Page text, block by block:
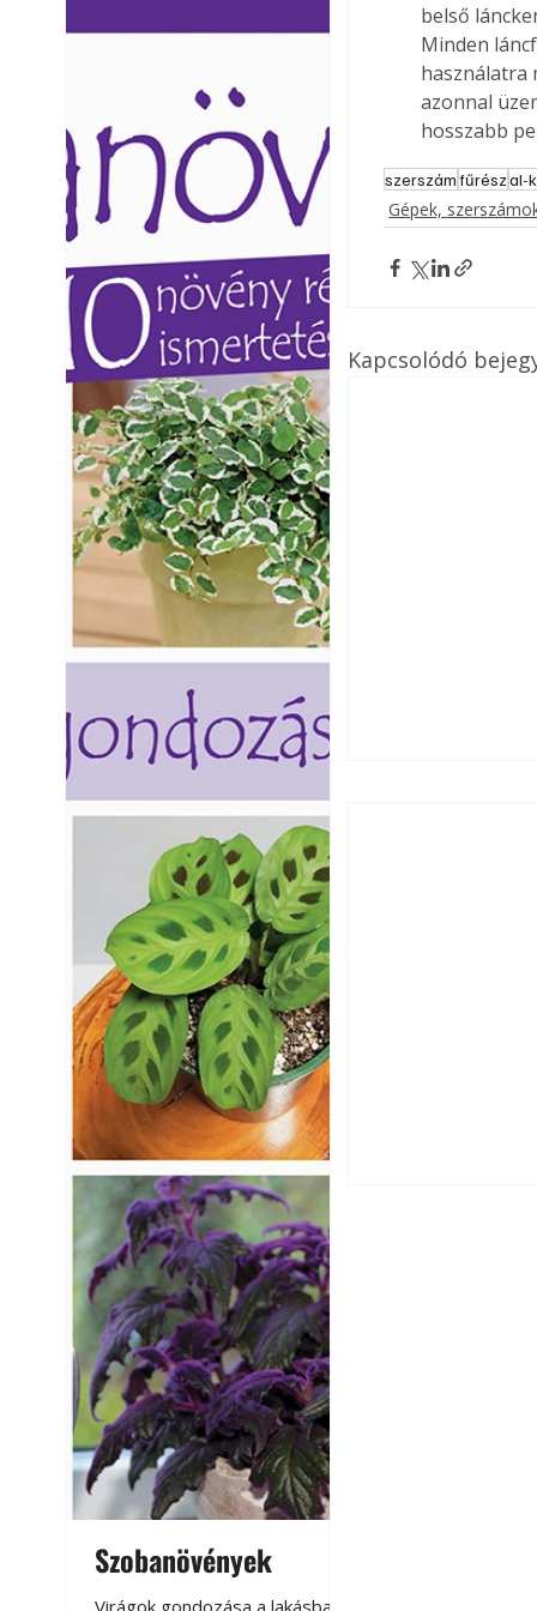
Ezermester
Laptapir kényelmes
mert: – t
Szobanövények
belső
Minden
használatra
azonnal
hosszabb
szerszámfűrészal-
Gépek,
Kapcsolódó